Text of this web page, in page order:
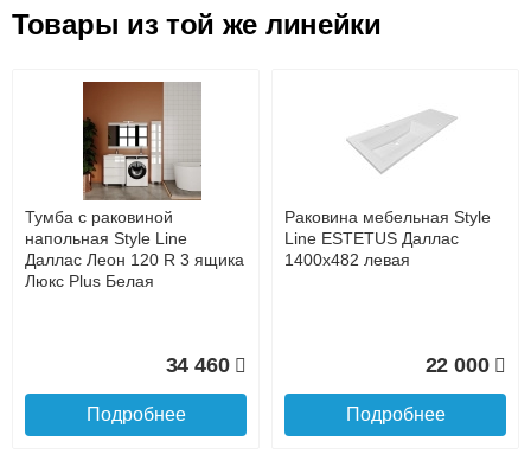
Оставьте отзыв
Доставка сантехники по Москве и Московской области
Банковской картой на сайте в режиме реального
времени
Банковской картой при получении товара как при
доставке, так и самовывозом
Интернет-деньгами (Yandex-деньги, Web-money,
Qiwi-кошельки и другие).
Безналичный расчёт (возможно и с НДС)
подробнее...
Товары из той же линейки
Тумба с раковиной
напольная Style Line
Даллас Леон 120 R 3 ящика
Люкс Plus Белая
34 460
Подробнее
Раковина мебельная Style
Line ESTETUS Даллас
1400x482 левая
22 000
Подробнее